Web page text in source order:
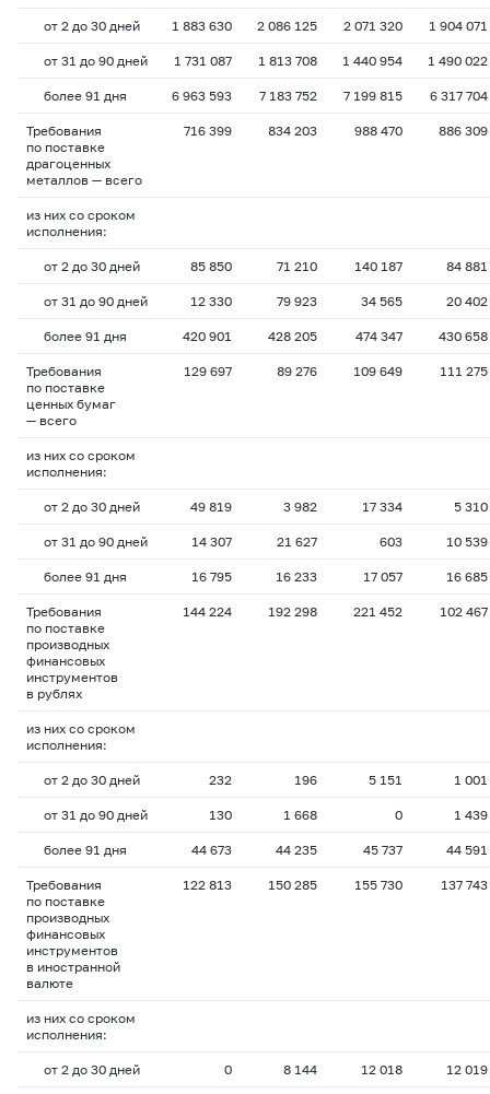
от 2 до 30 дней 1 883 630 2 086 125 2 071 320 1 904 071
от 31 до 90 дней 1 731 087 1 813 708 1 440 954 1 490 022
более 91 дня 6 963 593 7 183 752 7 199 815 6 317 704
Требования
по поставке
драгоценных
металлов — всего
716 399 834 203 988 470 886 309
из них со сроком
исполнения:
от 2 до 30 дней 85 850 71 210 140 187 84 881
от 31 до 90 дней 12 330 79 923 34 565 20 402
более 91 дня 420 901 428 205 474 347 430 658
Требования
по поставке
ценных бумаг
— всего
129 697 89 276 109 649 111 275
из них со сроком
исполнения:
от 2 до 30 дней 49 819 3 982 17 334 5 310
от 31 до 90 дней 14 307 21 627 603 10 539
более 91 дня 16 795 16 233 17 057 16 685
Требования
по поставке
производных
финансовых
инструментов
в рублях
144 224 192 298 221 452 102 467
из них со сроком
исполнения:
от 2 до 30 дней 232 196 5 151 1 001
от 31 до 90 дней 130 1 668 0 1 439
более 91 дня 44 673 44 235 45 737 44 591
Требования
по поставке
производных
финансовых
инструментов
в иностранной
валюте
122 813 150 285 155 730 137 743
из них со сроком
исполнения:
от 2 до 30 дней 0 8 144 12 018 12 019